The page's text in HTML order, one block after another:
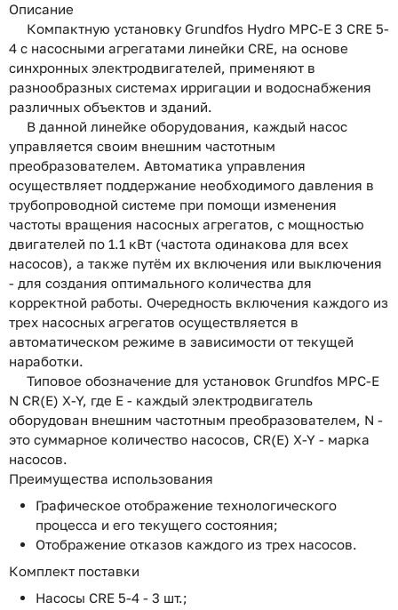
Описание
Компактную установку Grundfos Hydro MPC-E 3 CRE 5-
4 с насосными агрегатами линейки CRE, на основе
синхронных электродвигателей, применяют в
разнообразных системах ирригации и водоснабжения
различных объектов и зданий.
В данной линейке оборудования, каждый насос
управляется своим внешним частотным
преобразователем. Автоматика управления
осуществляет поддержание необходимого давления в
трубопроводной системе при помощи изменения
частоты вращения насосных агрегатов, с мощностью
двигателей по 1.1 кВт (частота одинакова для всех
насосов), а также путём их включения или выключения
- для создания оптимального количества для
корректной работы. Очередность включения каждого из
трех насосных агрегатов осуществляется в
автоматическом режиме в зависимости от текущей
наработки.
Типовое обозначение для установок Grundfos MPC-E
N CR(E) X-Y, где E - каждый электродвигатель
оборудован внешним частотным преобразователем, N -
это суммарное количество насосов, CR(E) X-Y - марка
насосов.
Преимущества использования
Графическое отображение технологического
процесса и его текущего состояния;
Отображение отказов каждого из трех насосов.
Комплект поставки
Насосы CRE 5-4 - 3 шт.;